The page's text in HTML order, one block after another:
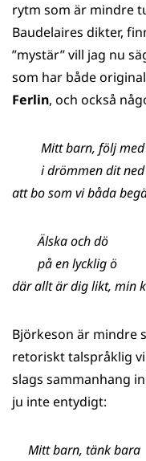
rytm som är mindre
Baudelaires dikter,
”mystär” vill jag nu
som har både
Ferlin, och också
Mitt barn, följ med
i drömmen dit ned
att bo som vi båda
Älska och dö
på en lycklig ö
där allt är dig likt, min
Björkeson är mindre
retoriskt talspråklig
slags sammanhang
ju inte entydigt:
Mitt barn, tänk bara